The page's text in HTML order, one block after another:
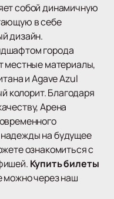
собой динамичную
в себе
дизайн.
города
местные материалы,
и Agave Azul
колорит. Благодаря
Арена
на будущее
ознакомиться с
Купить билеты
можно через наш